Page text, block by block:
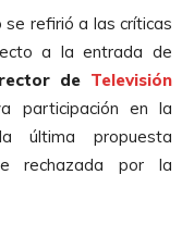
refirió a las críticas
a la entrada de
de Televisión
participación en la
última propuesta
rechazada por la